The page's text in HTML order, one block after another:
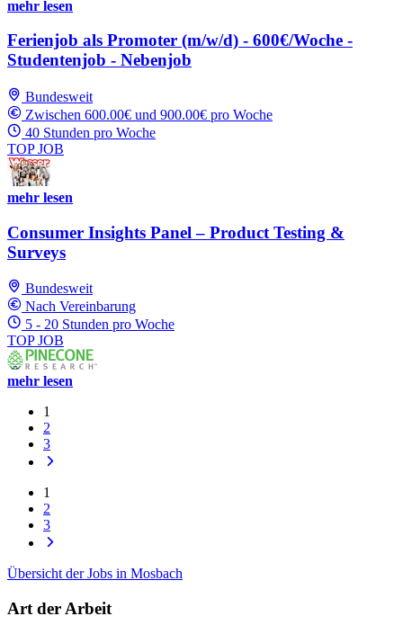
mehr lesen
Ferienjob als Promoter (m/w/d) - 600€/Woche -
Studentenjob - Nebenjob
Bundesweit
Zwischen 600.00€ und 900.00€ pro Woche
40 Stunden pro Woche
TOP JOB
mehr lesen
Consumer Insights Panel – Product Testing &
Surveys
Bundesweit
Nach Vereinbarung
5 - 20 Stunden pro Woche
TOP JOB
mehr lesen
1
2
3
1
2
3
Übersicht der Jobs in Mosbach
Art der Arbeit